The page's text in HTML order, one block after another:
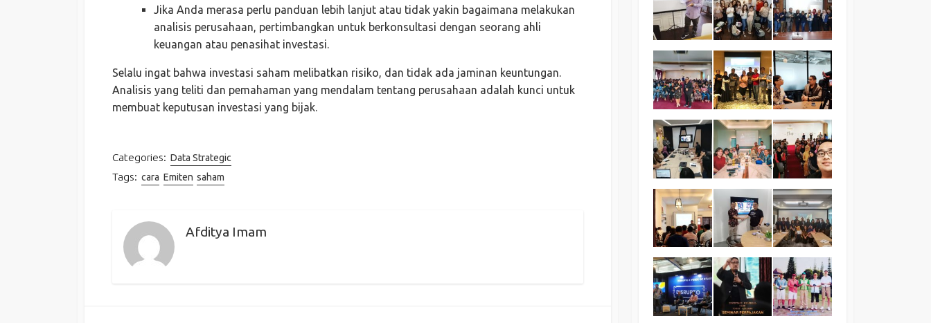
Jika Anda merasa perlu panduan lebih lanjut atau tidak yakin bagaimana melakukan
analisis perusahaan, pertimbangkan untuk berkonsultasi dengan seorang ahli
keuangan atau penasihat investasi.
Selalu ingat bahwa investasi saham melibatkan risiko, dan tidak ada jaminan keuntungan.
Analisis yang teliti dan pemahaman yang mendalam tentang perusahaan adalah kunci untuk
membuat keputusan investasi yang bijak.
Categories: Data Strategic
Tags: cara Emiten saham
Afditya Imam